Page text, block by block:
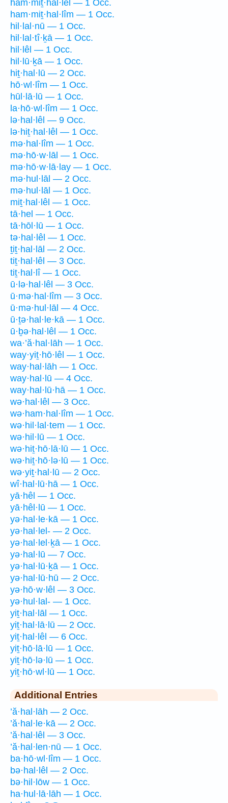
ham·miṯ·hal·lêl — 1 Occ.
ham·miṯ·hal·lîm — 1 Occ.
hil·lal·nū — 1 Occ.
hil·lal·tî·ḵā — 1 Occ.
hil·lêl — 1 Occ.
hil·lū·ḵā — 1 Occ.
hiṯ·hal·lū — 2 Occ.
hō·wl·lîm — 1 Occ.
hūl·lā·lū — 1 Occ.
la·hō·wl·lîm — 1 Occ.
lə·hal·lêl — 9 Occ.
lə·hiṯ·hal·lêl — 1 Occ.
mə·hal·lîm — 1 Occ.
mə·hō·w·lāl — 1 Occ.
mə·hō·w·lā·lay — 1 Occ.
mə·hul·lāl — 2 Occ.
mə·hul·lāl — 1 Occ.
miṯ·hal·lêl — 1 Occ.
tā·hel — 1 Occ.
tā·hōl·lū — 1 Occ.
tə·hal·lêl — 1 Occ.
ṯiṯ·hal·lāl — 2 Occ.
tiṯ·hal·lêl — 3 Occ.
tiṯ·hal·lî — 1 Occ.
ū·lə·hal·lêl — 3 Occ.
ū·mə·hal·lîm — 3 Occ.
ū·mə·hul·lāl — 4 Occ.
ū·ṯə·hal·le·kā — 1 Occ.
ū·ḇə·hal·lêl — 1 Occ.
wa·’ă·hal·lāh — 1 Occ.
way·yiṯ·hō·lêl — 1 Occ.
way·hal·lāh — 1 Occ.
way·hal·lū — 4 Occ.
way·hal·lū·hā — 1 Occ.
wə·hal·lêl — 3 Occ.
wə·ham·hal·lîm — 1 Occ.
wə·hil·lal·tem — 1 Occ.
wə·hil·lū — 1 Occ.
wə·hiṯ·hō·lā·lū — 1 Occ.
wə·hiṯ·hō·lə·lū — 1 Occ.
wə·yiṯ·hal·lū — 2 Occ.
wî·hal·lū·hā — 1 Occ.
yā·hêl — 1 Occ.
yā·hêl·lū — 1 Occ.
yə·hal·le·kā — 1 Occ.
yə·hal·lel- — 2 Occ.
yə·hal·lel·ḵā — 1 Occ.
yə·hal·lū — 7 Occ.
yə·hal·lū·ḵā — 1 Occ.
yə·hal·lū·hū — 2 Occ.
yə·hō·w·lêl — 3 Occ.
yə·hul·lal- — 1 Occ.
yiṯ·hal·lāl — 1 Occ.
yiṯ·hal·lā·lū — 2 Occ.
yiṯ·hal·lêl — 6 Occ.
yiṯ·hō·lā·lū — 1 Occ.
yiṯ·hō·lə·lū — 1 Occ.
yiṯ·hō·wl·lū — 1 Occ.
Additional Entries
’ă·hal·lāh — 2 Occ.
’ă·hal·le·kā — 2 Occ.
’ă·hal·lêl — 3 Occ.
’ă·hal·len·nū — 1 Occ.
ba·hō·wl·lîm — 1 Occ.
bə·hal·lêl — 2 Occ.
bə·hil·lōw — 1 Occ.
ha·hul·lā·lāh — 1 Occ.